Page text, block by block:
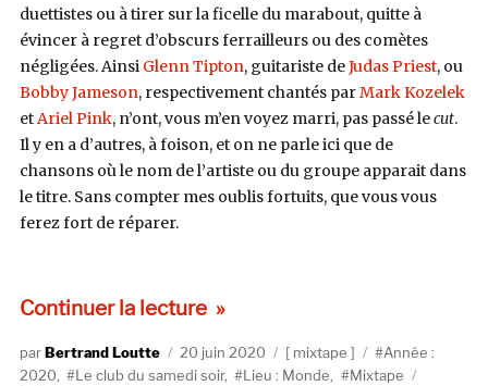
duettistes ou à tirer sur la ficelle du marabout, quitte à
évincer à regret d’obscurs ferrailleurs ou des comètes
négligées. Ainsi Glenn Tipton, guitariste deJudas Priest, ou
Bobby Jameson, respectivement chantés parMark Kozelek
etAriel Pink, n’ont, vous m’en voyez marri, pas passé lecut.
Il y en a d’autres, à foison, et on ne parle ici que de
chansons où le nom de l’artiste ou du groupe apparait dans
le titre. Sans compter mes oublis fortuits, que vous vous
ferez fort de réparer.
Continuer la lecturede « Le club du samedi soir #
AuteurBertrand Loutte
Publié
le
20 juin 2020 Catégories
mixtape Étiquettes
Année :
2020
Le club du samedi soir, Lieu : Monde
Mixtape